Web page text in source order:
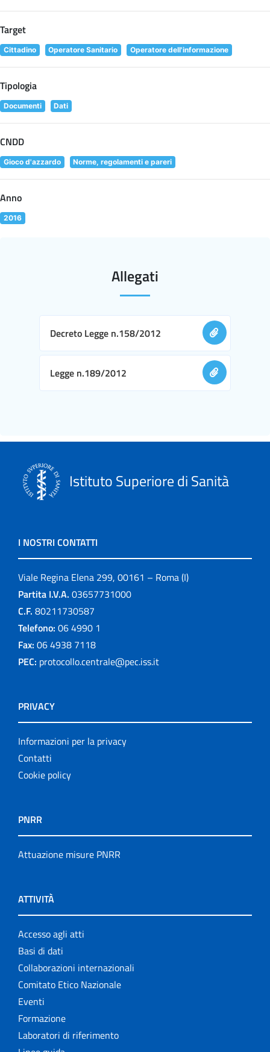
Target
Cittadino Operatore Sanitario Operatore dell'informazione
Tipologia
Documenti Dati
CNDD
Gioco d'azzardo Norme, regolamenti e pareri
Anno
2016
Allegati
Decreto Legge n.158/2012
Legge n.189/2012
Istituto Superiore di Sanità
I NOSTRI CONTATTI
Viale Regina Elena 299, 00161 – Roma (I)
Partita I.V.A. 03657731000
C.F. 80211730587
Telefono: 06 4990 1
Fax: 06 4938 7118
PEC: protocollo.centrale@pec.iss.it
PRIVACY
Informazioni per la privacy
Contatti
Cookie policy
PNRR
Attuazione misure PNRR
ATTIVITÀ
Accesso agli atti
Basi di dati
Collaborazioni internazionali
Comitato Etico Nazionale
Eventi
Formazione
Laboratori di riferimento